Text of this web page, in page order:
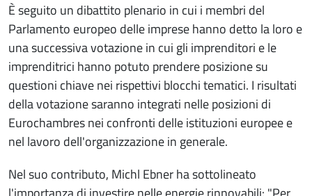
È seguito un dibattito plenario in cui i membri del
Parlamento europeo delle imprese hanno detto la loro e
una successiva votazione in cui gli imprenditori e le
imprenditrici hanno potuto prendere posizione su
questioni chiave nei rispettivi blocchi tematici. I risultati
della votazione saranno integrati nelle posizioni di
Eurochambres nei confronti delle istituzioni europee e
nel lavoro dell'organizzazione in generale.
Nel suo contributo, Michl Ebner ha sottolineato